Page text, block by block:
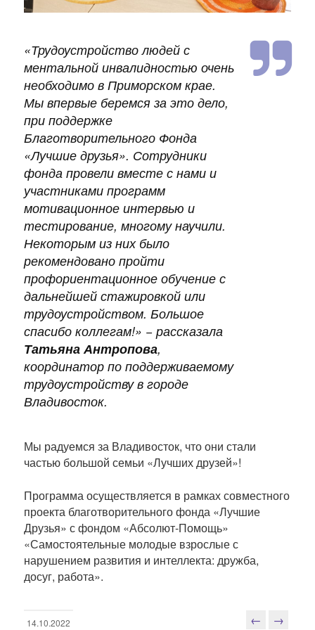
«Трудоустройство людей с
ментальной инвалидностью очень
необходимо в Приморском крае.
Мы впервые беремся за это дело,
при поддержке
Благотворительного Фонда
«Лучшие друзья». Сотрудники
фонда провели вместе с нами и
участниками программ
мотивационное интервью и
тестирование, многому научили.
Некоторым из них было
рекомендовано пройти
профориентационное обучение с
дальнейшей стажировкой или
трудоустройством. Большое
спасибо коллегам!» − рассказала
Татьяна Антропова,
координатор по поддерживаемому
трудоустройству в городе
Владивосток.
Мы радуемся за Владивосток, что они стали
частью большой семьи «Лучших друзей»!
Программа осуществляется в рамках совместного
проекта благотворительного фонда «Лучшие
Друзья» с фондом «Абсолют-Помощь»
«Самостоятельные молодые взрослые с
нарушением развития и интеллекта: дружба,
досуг, работа».
14.10.2022 ← →